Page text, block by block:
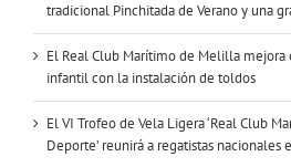
tradicional Pinchitada de Verano y una
El Real Club Marítimo de Melilla mejora
infantil con la instalación de toldos
El VI Trofeo de Vela Ligera ‘Real Club
Deporte’ reunirá a regatistas nacionales